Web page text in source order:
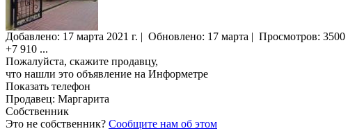
Добавлено: 17 марта 2021 г. | Обновлено: 17 марта | Просмотров: 3500
+7 910 ...
Пожалуйста, скажите продавцу,
что нашли это объявление на Информетре
Показать телефон
Продавец: Маргарита
Собственник
Это не собственник? Сообщите нам об этом